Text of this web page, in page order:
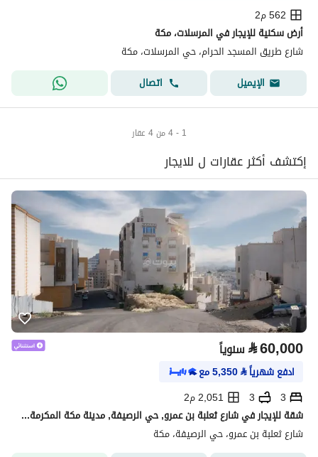
562 م2
أرض سكنية للإيجار في المرسلات، مكة
شارع طريق المسجد الحرام، حي المرسلات، مكة
الإيميل
اتصال
1 - 4 من 4 عقار
إكتشف أكثر عقارات ل للايجار
⃁60,000 سنوياً
ادفع شهرياً⃁
5,350مع
3
3
2,051 م2
شقة للإيجار في شارع ثعلبة بن عمرو, حي الرصيفة, مدينة مكة المكرمة, منطقة مكة المكرمة
شارع ثعلبة بن عمرو، حي الرصيفة، مكة